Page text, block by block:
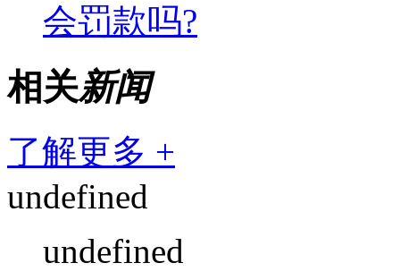
会罚款吗?
相关新闻
了解更多 +
undefined
undefined